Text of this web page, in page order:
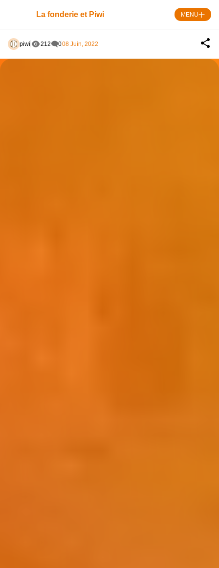
La fonderie et Piwi MENU
piwi 212 008 Juin, 2022